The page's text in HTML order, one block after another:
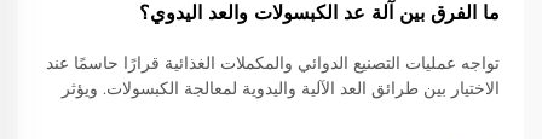
ما الفرق بين آلة عد الكبسولات والعد اليدوي؟
تواجه عمليات التصنيع الدوائي والمكملات الغذائية قرارًا حاسمًا عند
الاختيار بين طرائق العد الآلية واليدوية لمعالجة الكبسولات. ويؤثر